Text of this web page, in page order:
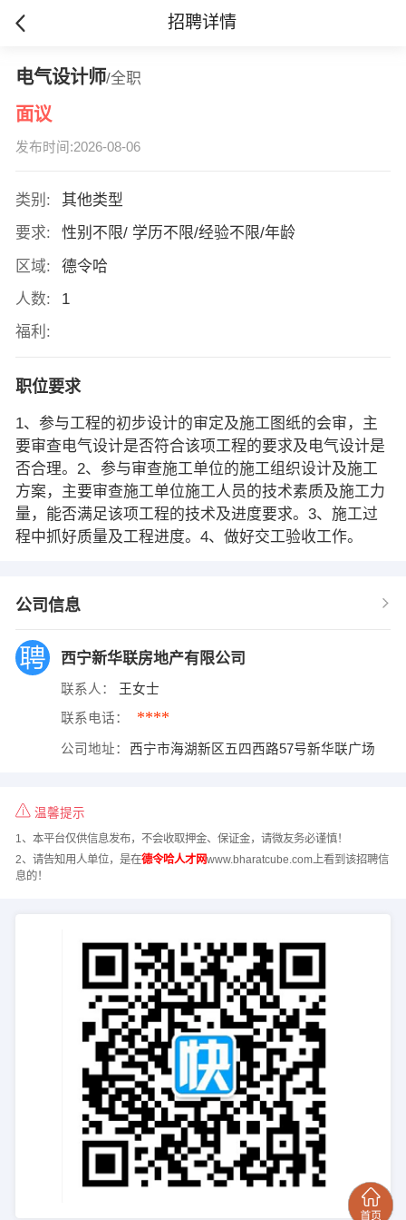
招聘详情
电气设计师/全职
面议
发布时间:2026-08-06
类别:
其他类型
要求:
性别不限/ 学历不限/经验不限/年龄
区域:
德令哈
人数:
1
福利:
职位要求
1、参与工程的初步设计的审定及施工图纸的会审，主
要审查电气设计是否符合该项工程的要求及电气设计是
否合理。2、参与审查施工单位的施工组织设计及施工
方案，主要审查施工单位施工人员的技术素质及施工力
量，能否满足该项工程的技术及进度要求。3、施工过
程中抓好质量及工程进度。4、做好交工验收工作。
公司信息
西宁新华联房地产有限公司
联系人： 王女士
联系电话： ****
公司地址： 西宁市海湖新区五四西路57号新华联广场
温馨提示
1、本平台仅供信息发布，不会收取押金、保证金，请微友务必谨慎！
2、请告知用人单位，是在德令哈人才网www.bharatcube.com上看到该招聘信
息的！